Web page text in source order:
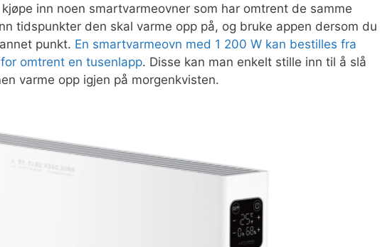
inn noen smartvarmeovner som har omtrent de samme
tidspunkter den skal varme opp på, og bruke appen dersom du
punkt. En smartvarmeovn med 1 200 W kan bestilles fra
omtrent en tusenlapp. Disse kan man enkelt stille inn til å slå
varme opp igjen på morgenkvisten.